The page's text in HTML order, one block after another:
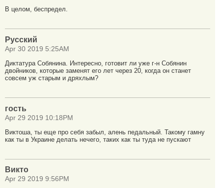
В целом, беспредел.
Русский
Apr 30 2019 5:25AM
Диктатура Собянина. Интересно, готовит ли уже г-н Собянин
двойников, которые заменят его лет через 20, когда он станет
совсем уж старым и дряхлым?
гость
Apr 29 2019 10:18PM
Виктоша, ты еще про себя забыл, алень педальный. Такому гамну
как ты в Украине делать нечего, таких как ты туда не пускают
Викто
Apr 29 2019 9:56PM